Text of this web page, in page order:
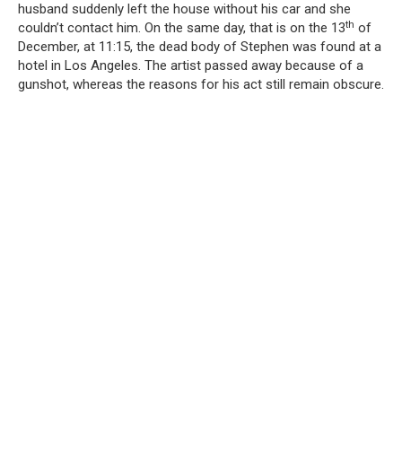
husband suddenly left the house without his car and she
couldn’t contact him. On the same day, that is on the 13th of
December, at 11:15, the dead body of Stephen was found at a
hotel in Los Angeles. The artist passed away because of a
gunshot, whereas the reasons for his act still remain obscure.